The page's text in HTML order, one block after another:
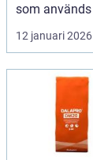
som
mång...
12 januari 2026